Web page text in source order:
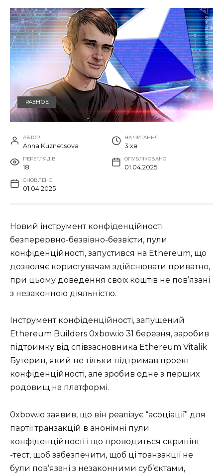
РАЗНОЕ
АВТОР
Anna Kuznetsova
НА ЧИТАННЯ
3 хв
ПЕРЕГЛЯДІВ
18
ОПУБЛІКОВАНО
01.04.2025
ОНОВЛЕНО
01.04.2025
Новий інструмент конфіденційності
безперервно-безвівно-безвісти, пули
конфіденційності, запустився на Ethereum, що
дозволяє користувачам здійснювати приватно,
при цьому доведення своїх коштів не пов’язані
з незаконною діяльністю.
Інструмент конфіденційності, запущений
Ethereum Builders 0xbow.io 31 березня, заробив
підтримку від співзасновника Ethereum Vitalik
Бутерин, який не тільки підтримав проект
конфіденційності, але зробив одне з перших
родовищ на платформі.
0xbow.io заявив, що він реалізує “асоціації” для
партії транзакцій в анонімні пули
конфіденційності і що проводиться скринінг
-тест, щоб забезпечити, щоб ці транзакції не
були пов’язані з незаконними суб’єктами,